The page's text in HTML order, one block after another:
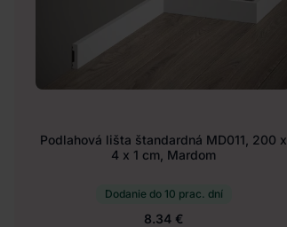
Podlahová lišta štandardná MD011, 200 x
4 x 1 cm, Mardom
Dodanie do 10 prac. dní
8.34 €